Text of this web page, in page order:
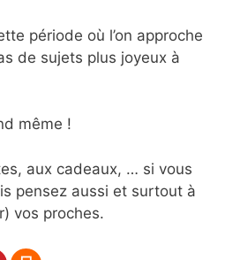
période où l’on approche
de sujets plus joyeux à
même !
aux cadeaux, … si vous
pensez aussi et surtout à
vos proches.